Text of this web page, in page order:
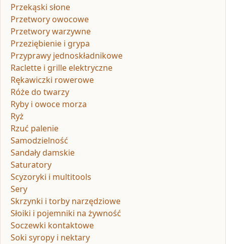
Przekąski słone
Przetwory owocowe
Przetwory warzywne
Przeziębienie i grypa
Przyprawy jednoskładnikowe
Raclette i grille elektryczne
Rękawiczki rowerowe
Róże do twarzy
Ryby i owoce morza
Ryż
Rzuć palenie
Samodzielność
Sandały damskie
Saturatory
Scyzoryki i multitools
Sery
Skrzynki i torby narzędziowe
Słoiki i pojemniki na żywność
Soczewki kontaktowe
Soki syropy i nektary